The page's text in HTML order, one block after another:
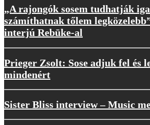
„A rajongók sosem tudhatják
számíthatnak tőlem
interjú Rebūke-al
Prieger Zsolt: Sose adjuk fel és
mindenért
Sister Bliss interview – Music